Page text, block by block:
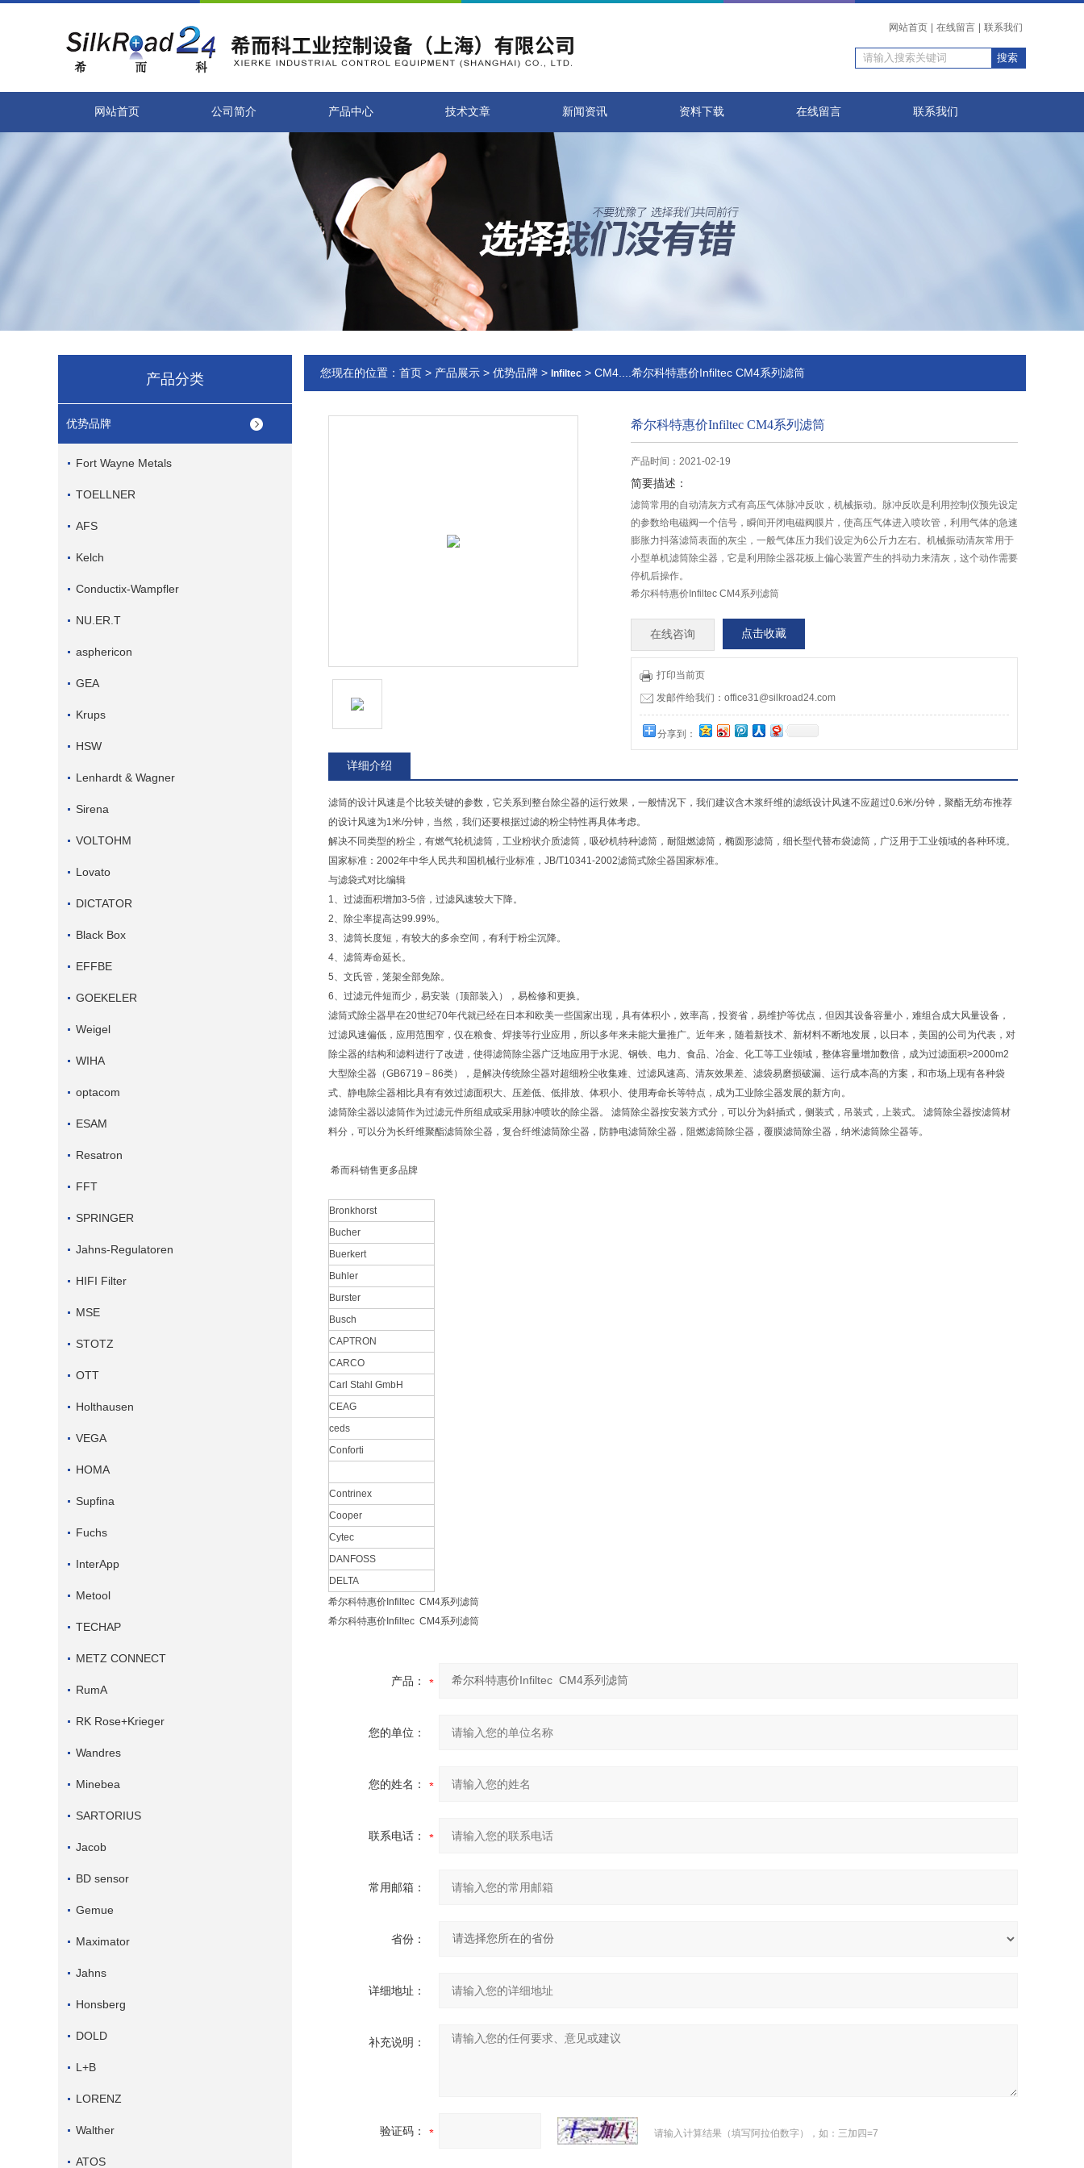
网站首页 在线留言 联系我们
网站首页 公司简介 产品中心 技术文章 新闻资讯 资料下载 在线留言 联系我们
产品分类
优势品牌
Fort Wayne Metals
TOELLNER
AFS
Kelch
Conductix-Wampfler
NU.ER.T
asphericon
GEA
Krups
HSW
Lenhardt & Wagner
Sirena
VOLTOHM
Lovato
DICTATOR
Black Box
EFFBE
GOEKELER
Weigel
WIHA
optacom
ESAM
Resatron
FFT
SPRINGER
Jahns-Regulatoren
HIFI Filter
MSE
STOTZ
OTT
Holthausen
VEGA
HOMA
Supfina
Fuchs
InterApp
Metool
TECHAP
METZ CONNECT
RumA
RK Rose+Krieger
Wandres
Minebea
SARTORIUS
Jacob
BD sensor
Gemue
Maximator
Jahns
Honsberg
DOLD
L+B
LORENZ
Walther
ATOS
您现在的位置： 首页 > 产品展示 > 优势品牌 > Infiltec > CM4....希尔科特惠价Infiltec CM4系列滤筒
希尔科特惠价Infiltec CM4系列滤筒
产品时间：2021-02-19
简要描述：
滤筒常用的自动清灰方式有高压气体脉冲反吹，机械振动。脉冲反吹是利用控制仪预先设定
的参数给电磁阀一个信号，瞬间开闭电磁阀膜片，使高压气体进入喷吹管，利用气体的急速
膨胀力抖落滤筒表面的灰尘，一般气体压力我们设定为6公斤力左右。机械振动清灰常用于
小型单机滤筒除尘器，它是利用除尘器花板上偏心装置产生的抖动力来清灰，这个动作需要
停机后操作。
希尔科特惠价Infiltec CM4系列滤筒
在线咨询 点击收藏
打印当前页
发邮件给我们：office31@silkroad24.com
分享到：
详细介绍
滤筒的设计风速是个比较关键的参数，它关系到整台除尘器的运行效果，一般情况下，我们建议含木浆纤维的滤纸设计风速不应超过0.6米/分钟，聚酯无纺布推荐
的设计风速为1米/分钟，当然，我们还要根据过滤的粉尘特性再具体考虑。
解决不同类型的粉尘，有燃气轮机滤筒，工业粉状介质滤筒，吸砂机特种滤筒，耐阻燃滤筒，椭圆形滤筒，细长型代替布袋滤筒，广泛用于工业领域的各种环境。
国家标准：2002年中华人民共和国机械行业标准，JB/T10341-2002滤筒式除尘器国家标准。
与滤袋式对比编辑
1、过滤面积增加3-5倍，过滤风速较大下降。
2、除尘率提高达99.99%。
3、滤筒长度短，有较大的多余空间，有利于粉尘沉降。
4、滤筒寿命延长。
5、文氏管，笼架全部免除。
6、过滤元件短而少，易安装（顶部装入），易检修和更换。
滤筒式除尘器早在20世纪70年代就已经在日本和欧美一些国家出现，具有体积小，效率高，投资省，易维护等优点，但因其设备容量小，难组合成大风量设备，
过滤风速偏低，应用范围窄，仅在粮食、焊接等行业应用，所以多年来未能大量推广。近年来，随着新技术、新材料不断地发展，以日本，美国的公司为代表，对
除尘器的结构和滤料进行了改进，使得滤筒除尘器广泛地应用于水泥、钢铁、电力、食品、冶金、化工等工业领域，整体容量增加数倍，成为过滤面积>2000m2
大型除尘器（GB6719－86类），是解决传统除尘器对超细粉尘收集难、过滤风速高、清灰效果差、滤袋易磨损破漏、运行成本高的方案，和市场上现有各种袋
式、静电除尘器相比具有有效过滤面积大、压差低、低排放、体积小、使用寿命长等特点，成为工业除尘器发展的新方向。
滤筒除尘器以滤筒作为过滤元件所组成或采用脉冲喷吹的除尘器。 滤筒除尘器按安装方式分，可以分为斜插式，侧装式，吊装式，上装式。 滤筒除尘器按滤筒材
料分，可以分为长纤维聚酯滤筒除尘器，复合纤维滤筒除尘器，防静电滤筒除尘器，阻燃滤筒除尘器，覆膜滤筒除尘器，纳米滤筒除尘器等。
希而科销售更多品牌
Bronkhorst
Bucher
Buerkert
Buhler
Burster
Busch
CAPTRON
CARCO
Carl Stahl GmbH
CEAG
ceds
Conforti
Contrinex
Cooper
Cytec
DANFOSS
DELTA
希尔科特惠价Infiltec CM4系列滤筒
希尔科特惠价Infiltec CM4系列滤筒
产品：
您的单位：
您的姓名：
联系电话：
常用邮箱：
省份：
详细地址：
补充说明：
验证码： 请输入计算结果（填写阿拉伯数字），如：三加四=7